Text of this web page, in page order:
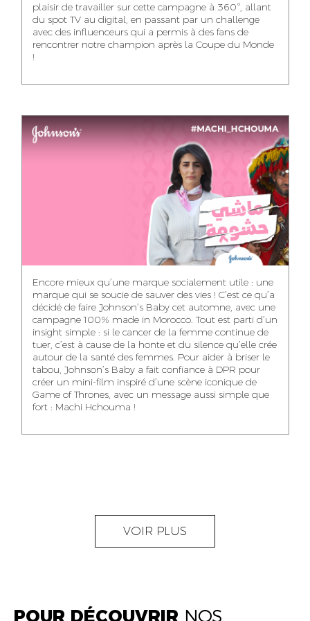
MERYEM OUALHAN
TRAFFIC MANAGER
JABRI AHMED
GRAPHIC
DESIGNER
WISSAL KHALIFI
INFLUENCE
MANAGER
HOUMALY
ILYASS EL ADANI
ART DIRECTOR
MAHA SAKOUT
HEAD OF SOCIAL &
CONTENT
AYOUB HAMMOUDI
MOTION DESIGNER
SAWSANE LAHBIBI
PRODUCTION
DIRECTOR
KARIM OUNZAR
AUDIOVISUAL
CONTENT CREATOR
ZAKARIA BENNANI
TRAFFIC MANAGER
NOUR-ELHOUDA
YOUBI IDRISSI
PROJECT
MANAGER
AGENT
GHITA SFINY
ACCOUNTANT
OUMAIMA HABIBA
plaisir de travailler sur cette campagne à 360°, allant
du spot TV au digital, en passant par un challenge
avec des influenceurs qui a permis à des fans de
rencontrer notre champion après la Coupe du Monde
!
Encore mieux qu’une marque socialement utile : une
marque qui se soucie de sauver des vies ! C’est ce qu’a
décidé de faire Johnson’s Baby cet automne, avec une
campagne 100% made in Morocco. Tout est parti d’un
insight simple : si le cancer de la femme continue de
tuer, c’est à cause de la honte et du silence qu’elle crée
autour de la santé des femmes. Pour aider à briser le
tabou, Johnson’s Baby a fait confiance à DPR pour
créer un mini-film inspiré d’une scène iconique de
Game of Thrones, avec un message aussi simple que
fort : Machi Hchouma !
VOIR PLUS
POUR DÉCOUVRIR NOS